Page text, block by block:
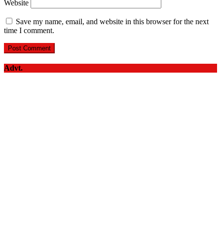
Website
Save my name, email, and website in this browser for the next
time I comment.
Advt.